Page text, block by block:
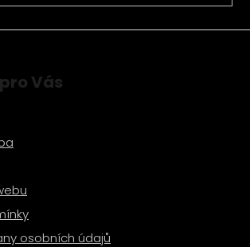
ý
p
Vás
osobních údajů